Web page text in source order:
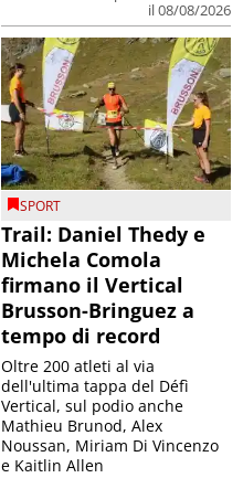
il 08/08/2026
SPORT
Trail: Daniel Thedy e
Michela Comola
firmano il Vertical
Brusson-Bringuez a
tempo di record
Oltre 200 atleti al via
dell'ultima tappa del Défì
Vertical, sul podio anche
Mathieu Brunod, Alex
Noussan, Miriam Di Vincenzo
e Kaitlin Allen